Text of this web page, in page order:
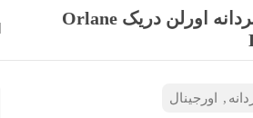
ادکلن مردانه اورلن دریک Orlane
, اورجینال